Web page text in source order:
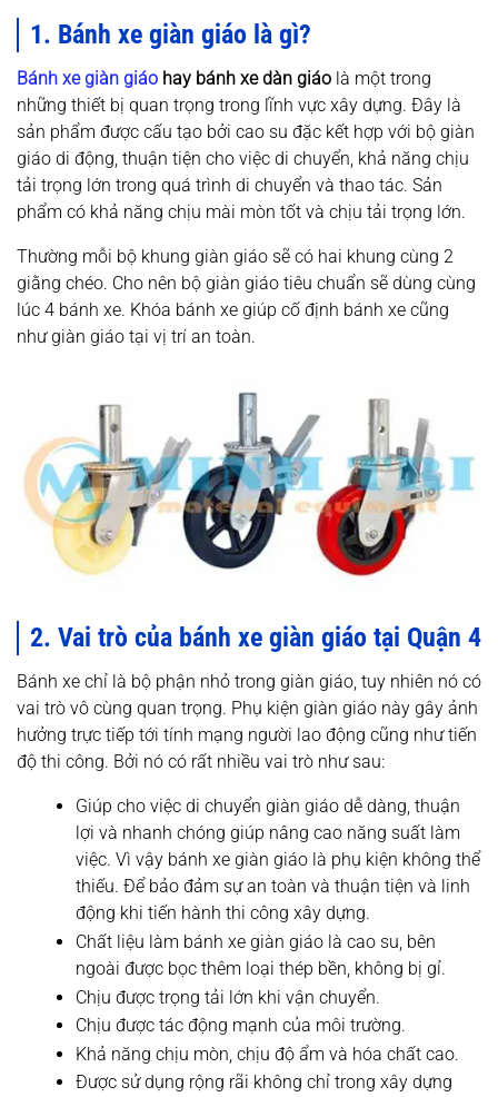
1. Bánh xe giàn giáo là gì?
Bánh xe giàn giáo hay bánh xe dàn giáo là một trong
những thiết bị quan trọng trong lĩnh vực xây dựng. Đây là
sản phẩm được cấu tạo bởi cao su đặc kết hợp với bộ giàn
giáo di động, thuận tiện cho việc di chuyển, khả năng chịu
tải trọng lớn trong quá trình di chuyển và thao tác. Sản
phẩm có khả năng chịu mài mòn tốt và chịu tải trọng lớn.
Thường mỗi bộ khung giàn giáo sẽ có hai khung cùng 2
giằng chéo. Cho nên bộ giàn giáo tiêu chuẩn sẽ dùng cùng
lúc 4 bánh xe. Khóa bánh xe giúp cố định bánh xe cũng
như giàn giáo tại vị trí an toàn.
2. Vai trò của bánh xe giàn giáo tại Quận 4
Bánh xe chỉ là bộ phận nhỏ trong giàn giáo, tuy nhiên nó có
vai trò vô cùng quan trọng. Phụ kiện giàn giáo này gây ảnh
hưởng trực tiếp tới tính mạng người lao động cũng như tiến
độ thi công. Bởi nó có rất nhiều vai trò như sau:
Giúp cho việc di chuyển giàn giáo dễ dàng, thuận
lợi và nhanh chóng giúp nâng cao năng suất làm
việc. Vì vậy bánh xe giàn giáo là phụ kiện không thể
thiếu. Để bảo đảm sự an toàn và thuận tiện và linh
động khi tiến hành thi công xây dựng.
Chất liệu làm bánh xe giàn giáo là cao su, bên
ngoài được bọc thêm loại thép bền, không bị gỉ.
Chịu được trọng tải lớn khi vận chuyển.
Chịu được tác động mạnh của môi trường.
Khả năng chịu mòn, chịu độ ẩm và hóa chất cao.
Được sử dụng rộng rãi không chỉ trong xây dựng